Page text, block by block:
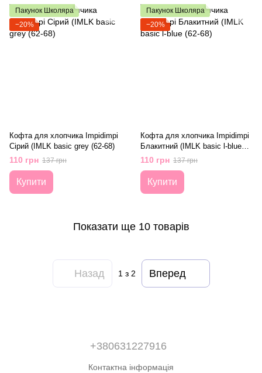
Пакунок Школяра
−20%
Кофта для хлопчика Impidimpi
Сірий (IMLK basic grey (62-68)
110 грн 137 грн
Купити
Пакунок Школяра
−20%
Кофта для хлопчика Impidimpi
Блакитний (IMLK basic l-blue
(62-68)
110 грн 137 грн
Купити
Показати ще 10 товарів
Назад 1 з 2 Вперед
+380631227916
Контактна інформація